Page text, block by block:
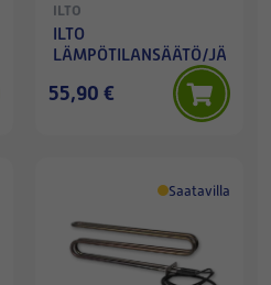
ILTO
ILTO
LÄMPÖTILANSÄÄTÖ/
55,90 €
Saatavilla